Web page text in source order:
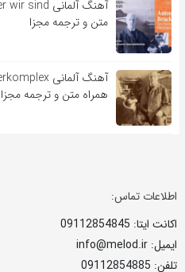
متن و ترجمه مجزا
همراه متن و ترجمه مجزا
اطلاعات تماس:
اکانت ایتا: 09112854845
ایمیل: info@melod.ir
تلفن: 09112854885